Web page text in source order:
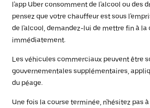
l'app Uber consomment de l'alcool ou des
pensez que votre chauffeur est sous
de l'alcool, demandez-lui de mettre fin à la
immédiatement.
Les véhicules commerciaux peuvent être
gouvernementales supplémentaires,
du péage.
Une fois la course terminée, n'hésitez pas